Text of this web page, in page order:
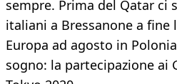
sempre. Prima del Qatar ci
italiani a Bressanone a fine
Europa ad agosto in
sogno: la partecipazione ai